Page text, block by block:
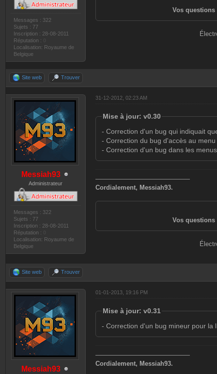
Messages : 322
Sujets : 77
Inscription : 28-08-2011
Réputation :
Localisation: Royaume de
Belgique
Vos questions
Site web Trouver
Messiah93
Administrateur
Messages : 322
Sujets : 77
Inscription : 28-08-2011
Réputation :
Localisation: Royaume de
Belgique
31-12-2012, 02:23 AM
Mise à jour: v0.30
- Correction d'un bug qui indiquait
- Correction du bug d'accès au
- Correction d'un bug dans les
———————————————
Cordialement, Messiah93.
Vos questions
Site web Trouver
Messiah93
01-01-2013, 19:16 PM
Mise à jour: v0.31
- Correction d'un bug mineur pour la
———————————————
Cordialement, Messiah93.